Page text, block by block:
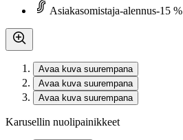
Asiakasomistaja-alennus-15 %
Avaa kuva suurempana
Avaa kuva suurempana
Avaa kuva suurempana
Karusellin nuolipainikkeet